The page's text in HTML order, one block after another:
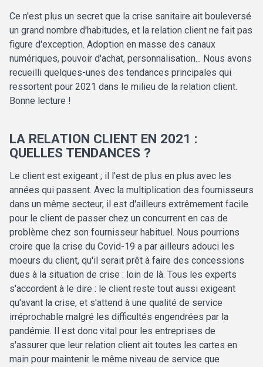
Ce n'est plus un secret que la crise sanitaire ait bouleversé
un grand nombre d'habitudes, et la relation client ne fait pas
figure d'exception. Adoption en masse des canaux
numériques, pouvoir d'achat, personnalisation... Nous avons
recueilli quelques-unes des tendances principales qui
ressortent pour 2021 dans le milieu de la relation client.
Bonne lecture !
LA RELATION CLIENT EN 2021 :
QUELLES TENDANCES ?
Le client est exigeant ; il l'est de plus en plus avec les
années qui passent. Avec la multiplication des fournisseurs
dans un même secteur, il est d'ailleurs extrêmement facile
pour le client de passer chez un concurrent en cas de
problème chez son fournisseur habituel. Nous pourrions
croire que la crise du Covid-19 a par ailleurs adouci les
moeurs du client, qu'il serait prêt à faire des concessions
dues à la situation de crise : loin de là. Tous les experts
s'accordent à le dire : le client reste tout aussi exigeant
qu'avant la crise, et s'attend à une qualité de service
irréprochable malgré les difficultés engendrées par la
pandémie. Il est donc vital pour les entreprises de
s'assurer que leur relation client ait toutes les cartes en
main pour maintenir le même niveau de service que